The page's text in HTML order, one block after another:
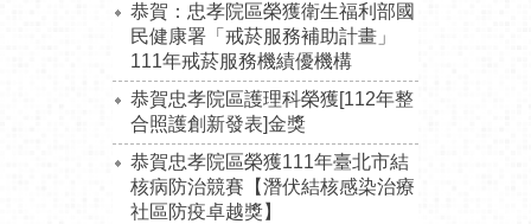
恭賀：忠孝院區榮獲衛生福利部國
民健康署「戒菸服務補助計畫」
111年戒菸服務機績優機構
恭賀忠孝院區護理科榮獲[112年整
合照護創新發表]金獎
恭賀忠孝院區榮獲111年臺北市結
核病防治競賽【潛伏結核感染治療
社區防疫卓越獎】